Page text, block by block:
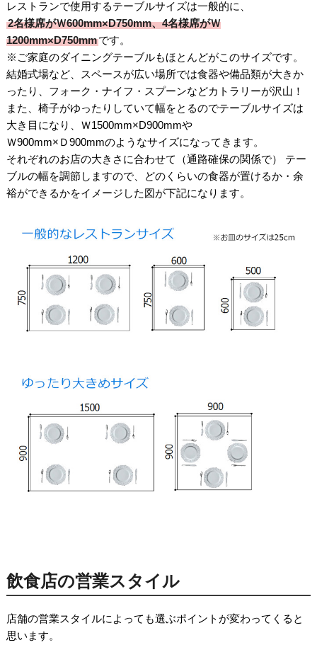
レストランで使用するテーブルサイズは一般的に、
2名様席がＷ600mm×D750mm、4名様席がＷ
1200mm×D750mmです。
※ご家庭のダイニングテーブルもほとんどがこのサイズです。
結婚式場など、スペースが広い場所では食器や備品類が大きか
ったり、フォーク・ナイフ・スプーンなどカトラリーが沢山！
また、椅子がゆったりしていて幅をとるのでテーブルサイズは
大き目になり、Ｗ1500mm×D900mmや
Ｗ900mm×Ｄ900mmのようなサイズになってきます。
それぞれのお店の大きさに合わせて（通路確保の関係で） テー
ブルの幅を調節しますので、どのくらいの食器が置けるか・余
裕ができるかをイメージした図が下記になります。
飲食店の営業スタイル
店舗の営業スタイルによっても選ぶポイントが変わってくると
思います。